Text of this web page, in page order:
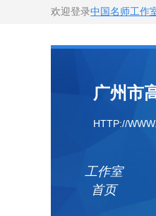
欢迎登录中国名师工作
广州市
HTTP://
工作室
首页